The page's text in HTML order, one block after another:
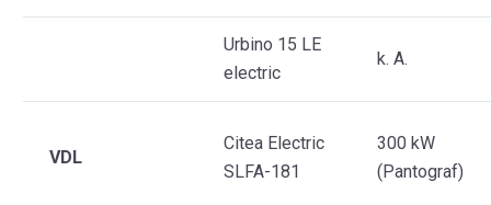
Urbino 15 LE
electric
k. A.
VDL
Citea Electric
SLFA-181
300 kW
(Pantograf)